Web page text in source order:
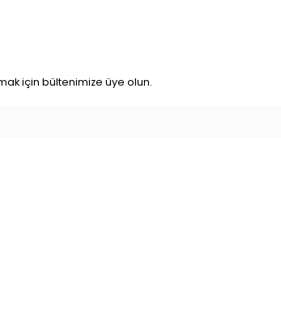
için bültenimize üye olun.